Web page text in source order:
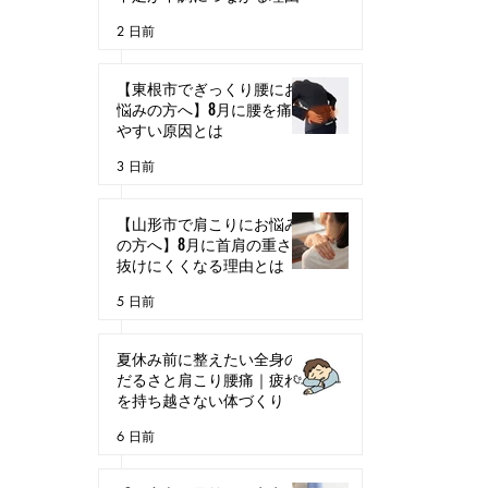
2 日前
【東根市でぎっくり腰にお
悩みの方へ】8月に腰を痛め
やすい原因とは
3 日前
【山形市で肩こりにお悩み
の方へ】8月に首肩の重さが
抜けにくくなる理由とは
5 日前
夏休み前に整えたい全身の
だるさと肩こり腰痛｜疲れ
を持ち越さない体づくり
6 日前